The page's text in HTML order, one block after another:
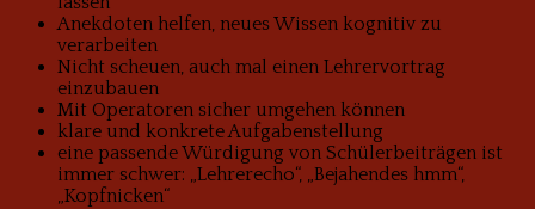
Anekdoten helfen, neues Wissen kognitiv zu
verarbeiten
Nicht scheuen, auch mal einen Lehrervortrag
einzubauen
Mit Operatoren sicher umgehen können
klare und konkrete Aufgabenstellung
eine passende Würdigung von Schülerbeiträgen ist
immer schwer: „Lehrerecho“, „Bejahendes hmm“,
„Kopfnicken“